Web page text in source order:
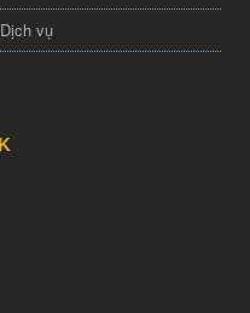
Dịch vụ